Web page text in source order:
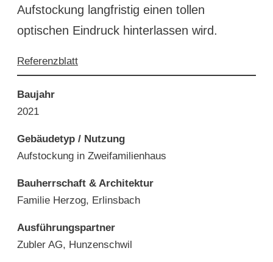
Aufstockung langfristig einen tollen
optischen Eindruck hinterlassen wird.
Referenzblatt
Baujahr
2021
Gebäudetyp / Nutzung
Aufstockung in Zweifamilienhaus
Bauherrschaft & Architektur
Familie Herzog, Erlinsbach
Ausführungspartner
Zubler AG, Hunzenschwil